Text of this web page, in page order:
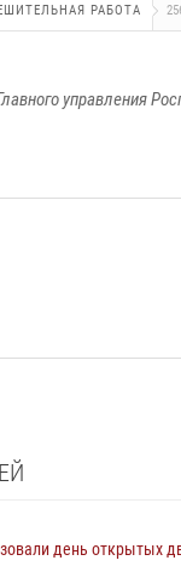
РАБОТА
управления
день открытых